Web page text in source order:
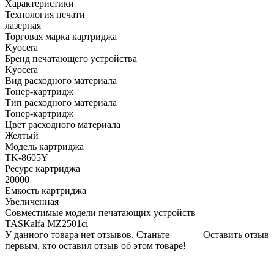
Характеристики
Технология печати
лазерная
Торговая марка картриджа
Kyocera
Бренд печатающего устройства
Kyocera
Вид расходного материала
Тонер-картридж
Тип расходного материала
Тонер-картридж
Цвет расходного материала
Желтый
Модель картриджа
TK-8605Y
Ресурс картриджа
20000
Емкость картриджа
Увеличенная
Совместимые модели печатающих устройств
TASKalfa MZ2501ci
Оставить отзыв
У данного товара нет отзывов. Станьте
первым, кто оставил отзыв об этом товаре!